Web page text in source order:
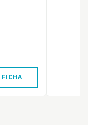
FICHA